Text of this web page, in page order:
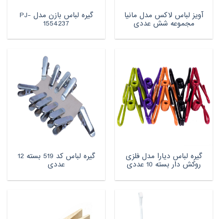
آويز لباس لاکس مدل مانيا
مجموعه شش عددی
گیره لباس بازن مدل PJ-
1554237
گیره لباس دیارا مدل فلزی
روکش دار بسته 10 عددی
گیره لباس کد 519 بسته 12
عددی